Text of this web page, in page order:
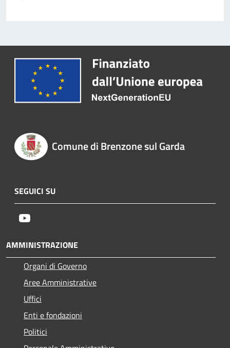
Comune di Brenzone sul Garda
SEGUICI SU
AMMINISTRAZIONE
Organi di Governo
Aree Amministrative
Uffici
Enti e fondazioni
Politici